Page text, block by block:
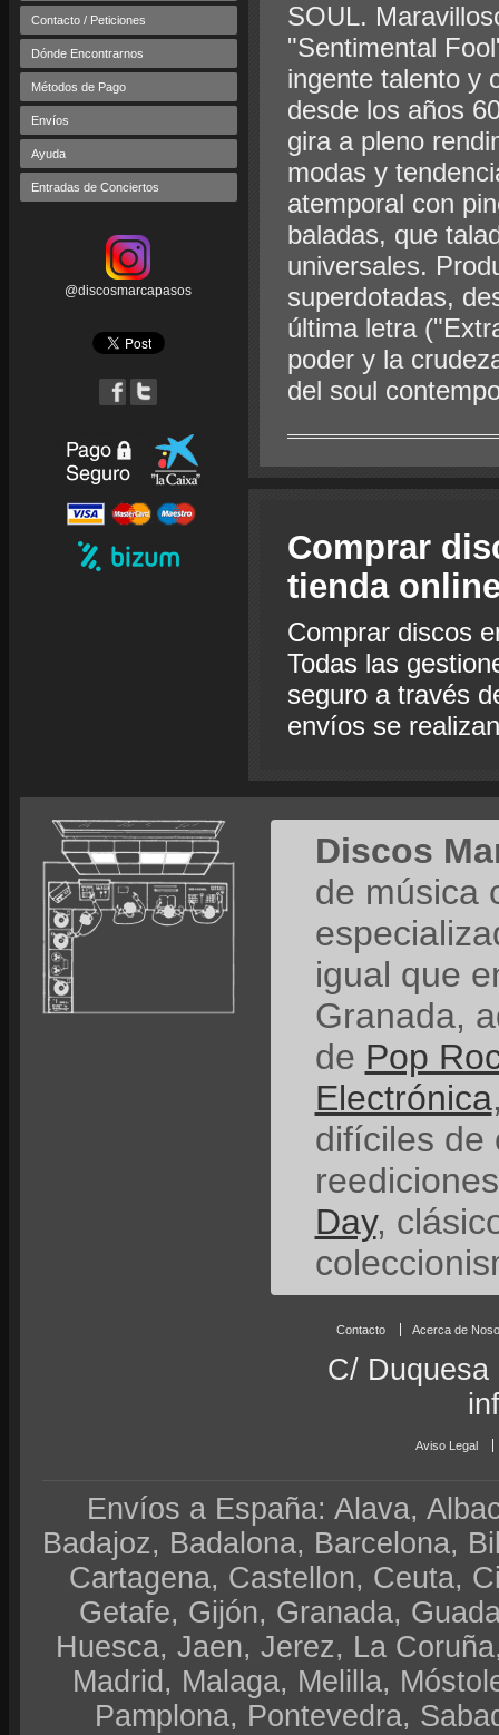
Contacto / Peticiones
Dónde Encontrarnos
Métodos de Pago
Envíos
Ayuda
Entradas de Conciertos
@discosmarcapasos
SOUL.
"Sentimental
ingente talento y
desde los años
gira a pleno
modas y
atemporal con
baladas, que
universales.
superdotadas,
última letra
poder y la
del soul
Comprar
tienda
Comprar discos
Todas las
seguro a través
envíos se
Discos
de música
igual que
Granada,
de Pop
Electrónica
difíciles de
Day,
Contacto Acerca de
C/ Duquesa
Aviso Legal
Envíos a España: Alava,
Badajoz, Badalona, Barcelona,
Cartagena, Castellon, Ceuta,
Getafe, Gijón, Granada,
Huesca, Jaen, Jerez, La
Madrid, Malaga, Melilla,
Pamplona, Pontevedra,